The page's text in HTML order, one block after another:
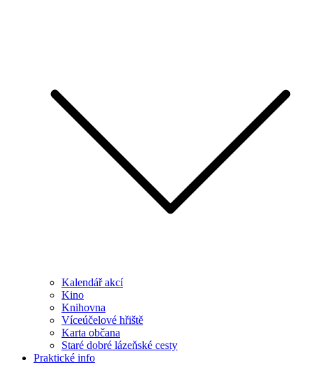
Kalendář akcí
Kino
Knihovna
Víceúčelové hřiště
Karta občana
Staré dobré lázeňské cesty
Praktické info